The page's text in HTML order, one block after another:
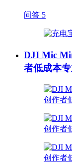
问答 5
DJI Mic
者低成本